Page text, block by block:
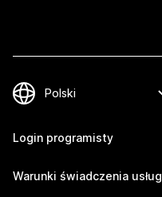
Login programisty
Warunki świadczenia usług